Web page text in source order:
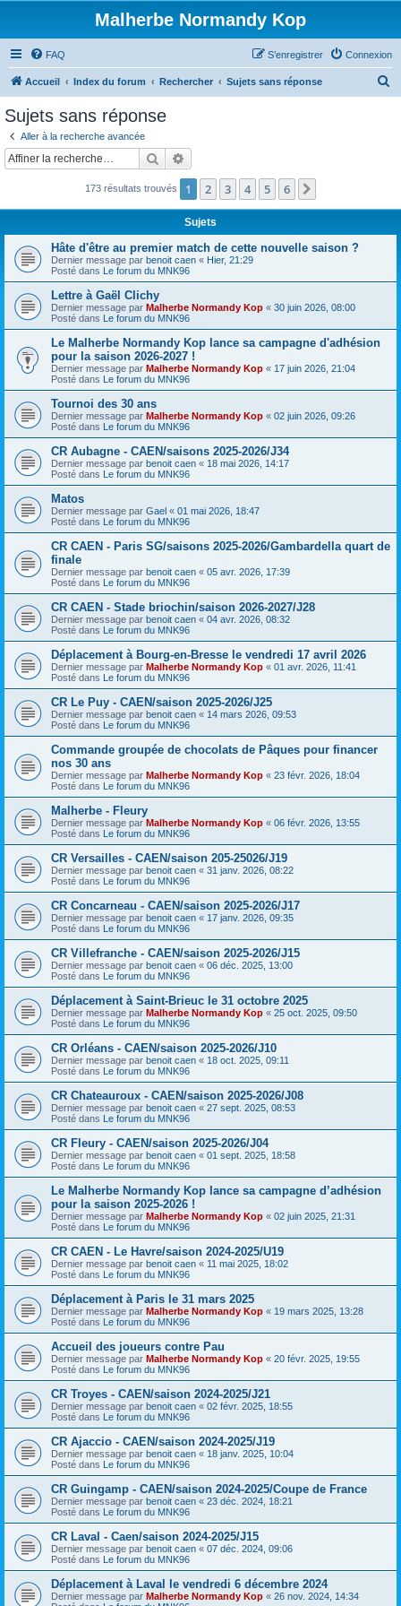
Malherbe Normandy Kop
FAQ Connexion
S’enregistrer
Accueil Index du forum Rechercher Sujets sans réponse
c
Sujets sans réponse
Aller à la recherche avancée
Rechercher
173 résultats trouvés 1 2 3 4 5 6
Sujets
Hâte d'être au premier match de cette nouvelle saison ?
Dernier message par benoit caen « Hier, 21:29
Posté dans Le forum du MNK96
Lettre à Gaël Clichy
Dernier message par Malherbe Normandy Kop « 30 juin 2026, 08:00
Posté dans Le forum du MNK96
Le Malherbe Normandy Kop lance sa campagne d'adhésion
pour la saison 2026-2027 !
Dernier message par Malherbe Normandy Kop « 17 juin 2026, 21:04
Posté dans Le forum du MNK96
Tournoi des 30 ans
Dernier message par Malherbe Normandy Kop « 02 juin 2026, 09:26
Posté dans Le forum du MNK96
CR Aubagne - CAEN/saisons 2025-2026/J34
Dernier message par benoit caen « 18 mai 2026, 14:17
Posté dans Le forum du MNK96
Matos
Dernier message par Gael « 01 mai 2026, 18:47
Posté dans Le forum du MNK96
CR CAEN - Paris SG/saisons 2025-2026/Gambardella quart de
finale
Dernier message par benoit caen « 05 avr. 2026, 17:39
Posté dans Le forum du MNK96
CR CAEN - Stade briochin/saison 2026-2027/J28
Dernier message par benoit caen « 04 avr. 2026, 08:32
Posté dans Le forum du MNK96
Déplacement à Bourg-en-Bresse le vendredi 17 avril 2026
Dernier message par Malherbe Normandy Kop « 01 avr. 2026, 11:41
Posté dans Le forum du MNK96
CR Le Puy - CAEN/saison 2025-2026/J25
Dernier message par benoit caen « 14 mars 2026, 09:53
Posté dans Le forum du MNK96
Commande groupée de chocolats de Pâques pour financer
nos 30 ans
Dernier message par Malherbe Normandy Kop « 23 févr. 2026, 18:04
Posté dans Le forum du MNK96
Malherbe - Fleury
Dernier message par Malherbe Normandy Kop « 06 févr. 2026, 13:55
Posté dans Le forum du MNK96
CR Versailles - CAEN/saison 205-25026/J19
Dernier message par benoit caen « 31 janv. 2026, 08:22
Posté dans Le forum du MNK96
CR Concarneau - CAEN/saison 2025-2026/J17
Dernier message par benoit caen « 17 janv. 2026, 09:35
Posté dans Le forum du MNK96
CR Villefranche - CAEN/saison 2025-2026/J15
Dernier message par benoit caen « 06 déc. 2025, 13:00
Posté dans Le forum du MNK96
Déplacement à Saint-Brieuc le 31 octobre 2025
Dernier message par Malherbe Normandy Kop « 25 oct. 2025, 09:50
Posté dans Le forum du MNK96
CR Orléans - CAEN/saison 2025-2026/J10
Dernier message par benoit caen « 18 oct. 2025, 09:11
Posté dans Le forum du MNK96
CR Chateauroux - CAEN/saison 2025-2026/J08
Dernier message par benoit caen « 27 sept. 2025, 08:53
Posté dans Le forum du MNK96
CR Fleury - CAEN/saison 2025-2026/J04
Dernier message par benoit caen « 01 sept. 2025, 18:58
Posté dans Le forum du MNK96
Le Malherbe Normandy Kop lance sa campagne d’adhésion
pour la saison 2025-2026 !
Dernier message par Malherbe Normandy Kop « 02 juin 2025, 21:31
Posté dans Le forum du MNK96
CR CAEN - Le Havre/saison 2024-2025/U19
Dernier message par benoit caen « 11 mai 2025, 18:02
Posté dans Le forum du MNK96
Déplacement à Paris le 31 mars 2025
Dernier message par Malherbe Normandy Kop « 19 mars 2025, 13:28
Posté dans Le forum du MNK96
Accueil des joueurs contre Pau
Dernier message par Malherbe Normandy Kop « 20 févr. 2025, 19:55
Posté dans Le forum du MNK96
CR Troyes - CAEN/saison 2024-2025/J21
Dernier message par benoit caen « 02 févr. 2025, 18:55
Posté dans Le forum du MNK96
CR Ajaccio - CAEN/saison 2024-2025/J19
Dernier message par benoit caen « 18 janv. 2025, 10:04
Posté dans Le forum du MNK96
CR Guingamp - CAEN/saison 2024-2025/Coupe de France
Dernier message par benoit caen « 23 déc. 2024, 18:21
Posté dans Le forum du MNK96
CR Laval - Caen/saison 2024-2025/J15
Dernier message par benoit caen « 07 déc. 2024, 09:06
Posté dans Le forum du MNK96
Déplacement à Laval le vendredi 6 décembre 2024
Dernier message par Malherbe Normandy Kop « 26 nov. 2024, 14:34